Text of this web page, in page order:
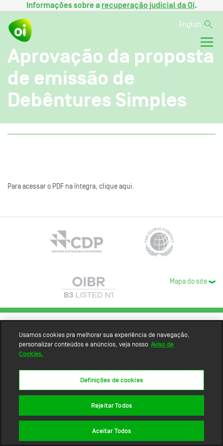
Informações sobre a recuperação judicial da Oi.
English
Aprovação da proposta
de emissão de
Debêntures Simples
Para acessar o PDF na íntegra, clique aqui.
Mapa do site
Usamos cookies pra melhorar sua experiência de navegação,
personalizar conteúdos e anúncios, veja nosso Aviso de
Cookies.
Definições de cookies
Rejeitar Todos
Aceitar Todos